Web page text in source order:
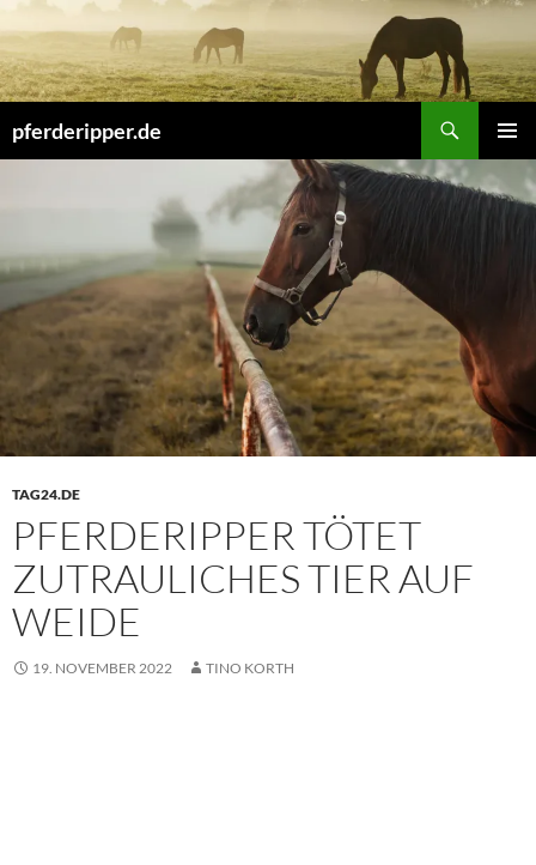
Inhalt
springen
pferderipper.de
MENÜ
TAG24.DE
PFERDERIPPER TÖTET
ZUTRAULICHES TIER AUF
WEIDE
19. NOVEMBER 2022 TINO KORTH